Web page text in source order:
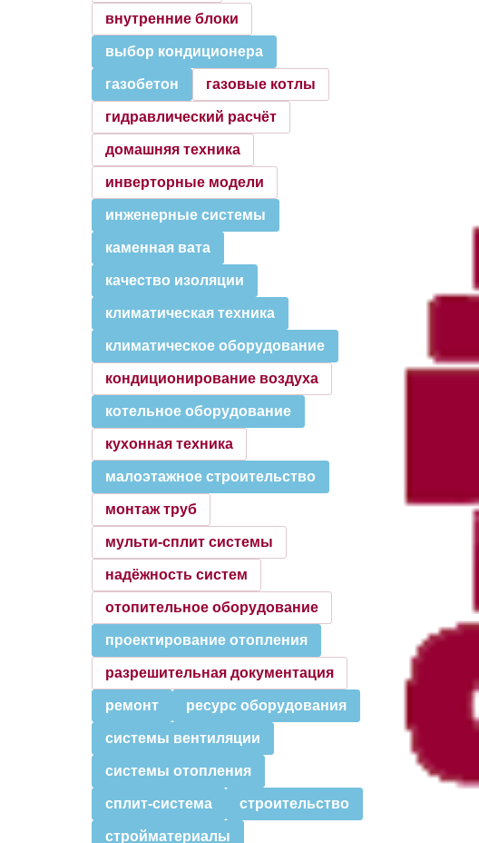
внутренние блоки
выбор кондиционера
газобетон газовые котлы
гидравлический расчёт
домашняя техника
инверторные модели
инженерные системы
каменная вата
качество изоляции
климатическая техника
климатическое оборудование
кондиционирование воздуха
котельное оборудование
кухонная техника
малоэтажное строительство
монтаж труб
мульти-сплит системы
надёжность систем
отопительное оборудование
проектирование отопления
разрешительная документация
ремонт ресурс оборудования
системы вентиляции
системы отопления
сплит-система строительство
стройматериалы